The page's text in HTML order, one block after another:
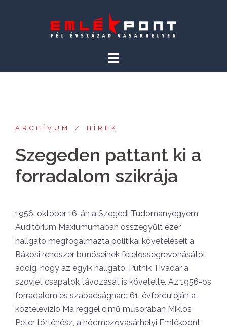
ARCHÍVUM HÍREK
Szegeden pattant ki a
forradalom szikrája
1956. október 16-án a Szegedi Tudományegyem
Auditórium Maxiumumában összegyűlt ezer
hallgató megfogalmazta politikai követeléseit a
Rákosi rendszer bűnöseinek felelősségrevonásától
addig, hogy az egyik hallgató, Putnik Tivadar a
szovjet csapatok távozását is követelte. Az 1956-os
forradalom és szabadságharc 61. évfordulóján a
köztelevízió Ma reggel című műsorában Miklós
Péter történész, a hódmezővásárhelyi Emlékpont